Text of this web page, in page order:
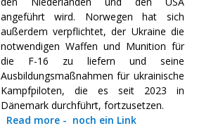
angeführt wird. Norwegen hat sich
außerdem verpflichtet, der Ukraine die
notwendigen Waffen und Munition für
die F-16 zu liefern und seine
Ausbildungsmaßnahmen für ukrainische
Kampfpiloten, die es seit 2023 in
Dänemark durchführt, fortzusetzen.
Read more- noch ein Link